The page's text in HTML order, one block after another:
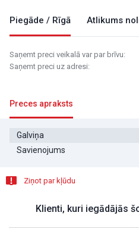
Piegāde / Rīgā Atlikums
Saņemt preci veikalā var par brīvu:
Saņemt preci uz adresi:
Preces apraksts
Galviņa
Savienojums
Ziņot par kļūdu
Klienti, kuri iegādājās